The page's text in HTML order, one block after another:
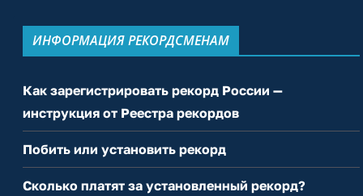
ИНФОРМАЦИЯ РЕКОРДСМЕНАМ
Как зарегистрировать рекорд России —
инструкция от Реестра рекордов
Побить или установить рекорд
Сколько платят за установленный рекорд?